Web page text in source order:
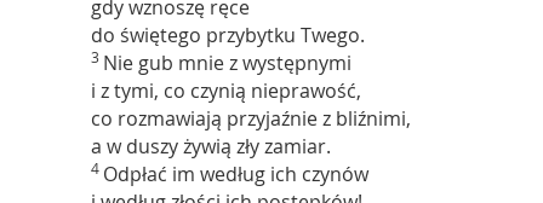
gdy wznoszę ręce
do świętego przybytku Twego.
3 Nie gub mnie z występnymi
i z tymi, co czynią nieprawość,
co rozmawiają przyjaźnie z bliźnimi,
a w duszy żywią zły zamiar.
4 Odpłać im według ich czynów